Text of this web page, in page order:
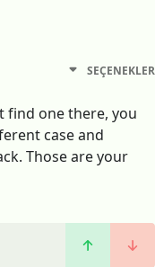
SEÇENEKLER
find one there, you
case and
Those are your